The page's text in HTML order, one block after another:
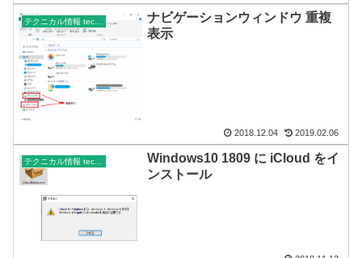
テクニカル情報 technical
ナビゲーションウィンドウ 重複
表示
2018.12.04 2019.02.06
テクニカル情報 technical
Windows10 1809 に iCloud をイ
ンストール